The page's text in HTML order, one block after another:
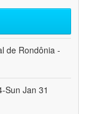
de Rondônia -
Sun Jan 31